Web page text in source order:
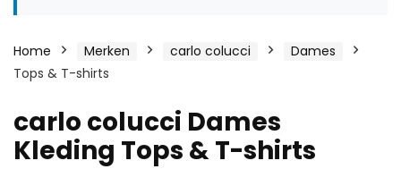
Home Merken carlo colucci
Dames
Tops & T-shirts
carlo colucci Dames
Kleding Tops & T-shirts